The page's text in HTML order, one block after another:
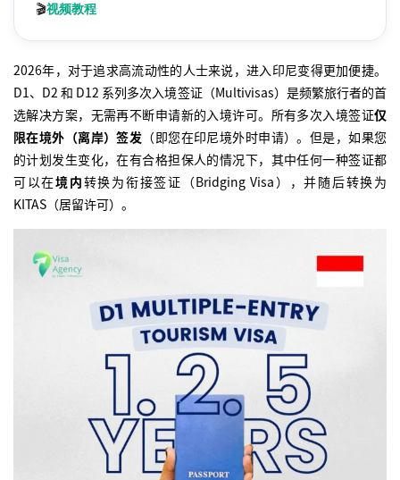
🎬视频教程
2026年，对于追求高流动性的人士来说，进入印尼变得更加便捷。
D1、D2 和 D12 系列多次入境签证（Multivisas）是频繁旅行者的首
选解决方案，无需再不断申请新的入境许可。所有多次入境签证仅
限在境外（离岸）签发 （即您在印尼境外时申请）。但是，如果您
的计划发生变化，在有合格担保人的情况下，其中任何一种签证都
可以在境内转换为衔接签证（Bridging Visa），并随后转换为
KITAS（居留许可）。